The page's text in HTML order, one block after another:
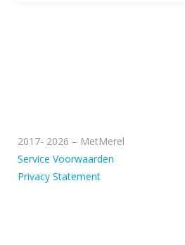
2017- 2026 – MetMerel
Service Voorwaarden
Privacy Statement